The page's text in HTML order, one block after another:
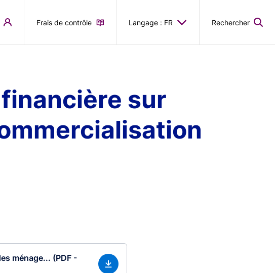
Frais de contrôle Langage : FR Rechercher
sur
ménage... (PDF -